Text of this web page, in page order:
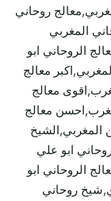
روحاني
المغربي
الروحاني ابو
معالج
معالج
معالج
المغربي,الشيخ
ابو علي
الروحاني ابو
روحاني